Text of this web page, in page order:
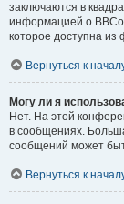
заключаются в
информацией о
которое доступна
Вернуться к
Могу ли я
Нет. На этой
в сообщениях.
сообщений может
Вернуться к